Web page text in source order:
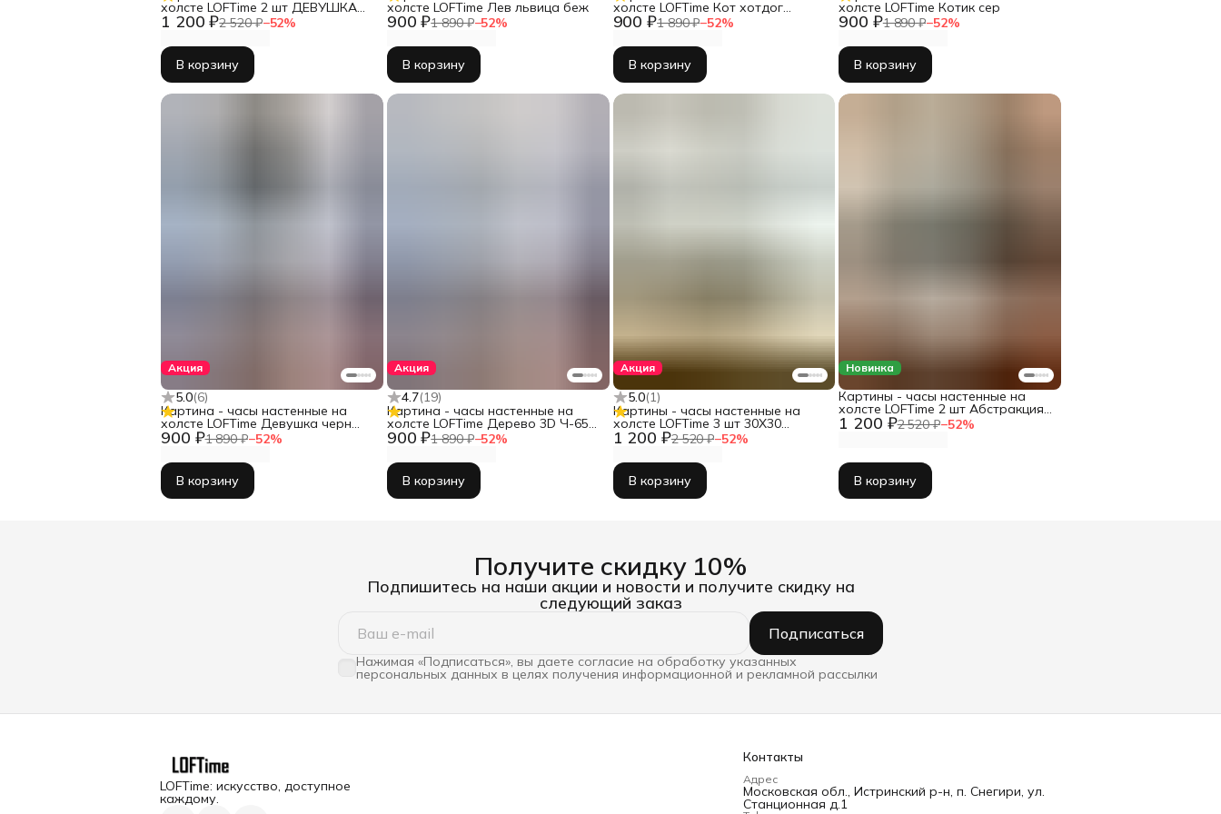
1 200 ₽2 520 ₽−52%
холсте LOFTime 2 шт ДЕВУШКА
АБСТРАКЦИЯ СЕР ЗОЛ 3 30Х40
Ч-556-3040
В корзину
900 ₽1 890 ₽−52%
холсте LOFTime Лев львица беж
В корзину
900 ₽1 890 ₽−52%
холсте LOFTime Кот хотдог
Ч-671-3555
В корзину
900 ₽1 890 ₽−52%
холсте LOFTime Котик сер
В корзину
Акция
5.0(6)
900 ₽1 890 ₽−52%
Картина - часы настенные на
холсте LOFTime Девушка черн
зол Ч-656-3555
В корзину
Акция
4.7(19)
900 ₽1 890 ₽−52%
Картина - часы настенные на
холсте LOFTime Дерево 3D Ч-653-
3555
В корзину
Акция
5.0(1)
1 200 ₽2 520 ₽−52%
Картины - часы настенные на
холсте LOFTime 3 шт 30Х30
ТРАВЫ ПРОВАНС Ч-634-3030
В корзину
Новинка
1 200 ₽2 520 ₽−52%
Картины - часы настенные на
холсте LOFTime 2 шт Абстракция
3D чер зол Ч-837-3040
В корзину
Получите скидку 10%
Подпишитесь на наши акции и новости и получите скидку на
следующий заказ
Подписаться
Нажимая «Подписаться», вы даете согласие на обработку указанных
персональных данных в целях получения информационной и рекламной рассылки
LOFTime: искусство, доступное
каждому.
Контакты
Адрес
Московская обл., Истринский р-н, п. Снегири, ул.
Станционная д.1